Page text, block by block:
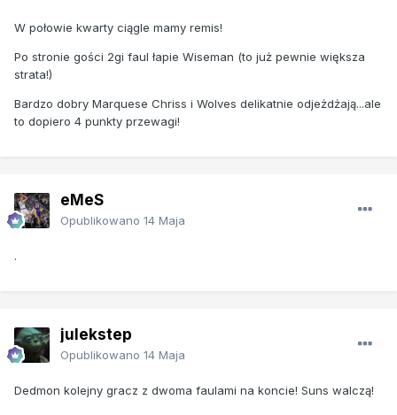
W połowie kwarty ciągle mamy remis!
Po stronie gości 2gi faul łapie Wiseman (to już pewnie większa
strata!)
Bardzo dobry Marquese Chriss i Wolves delikatnie odjeżdżają...ale
to dopiero 4 punkty przewagi!
eMeS
Opublikowano 14 Maja
.
julekstep
Opublikowano 14 Maja
Dedmon kolejny gracz z dwoma faulami na koncie! Suns walczą!